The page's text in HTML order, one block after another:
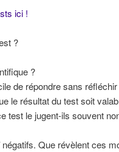
ici !
?
?
de répondre sans
le résultat du test soit
test le jugent-ils souvent
Que révèlent ces